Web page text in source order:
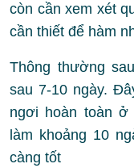
còn cần xem xét
cần thiết để hàm
Thông thường
sau 7-10 ngày.
ngơi hoàn toàn ở
làm khoảng 10
càng tốt